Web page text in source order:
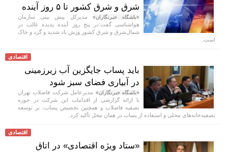
شرق و شرق کشور تا ۵ روز آینده
«باشگاه خبرنگاران» مدیرکل پیش بینی سازمان
هواشناسی گفت:در پنج روز آینده پدیده غالب در
شمال‌شرق و شرق کشور وزش باد شدید و گرد و خاک
است.
اقتصادی
باید پساب جایگزین آب‌ زیرزمینی
در آبیاری فضای سبز شود
«باشگاه خبرنگاران» مدیرعامل شرکت فاضلاب تهران
با ارائه گزارشی از اقدامات این شرکت در حوزه
تصفیه فاضلاب و همچنین تخصیص پساب، بر توسعه
تصفیه‌خانه‌های محلی و استفاده از پساب در همان محل تأکید کرد.
اقتصادی
«ستاد ویژه اقتصادی» در اتاق